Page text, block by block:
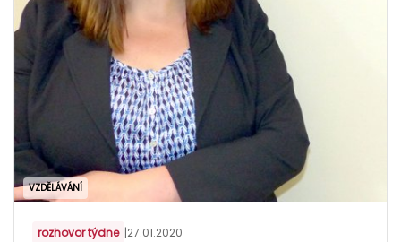
VZDĚLÁVÁNÍ
rozhovor týdne |27.01.2020